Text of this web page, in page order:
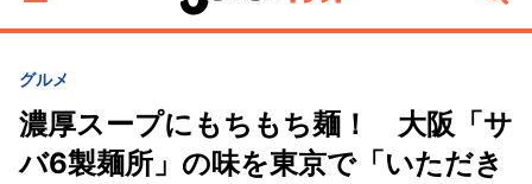
グルメ
濃厚スープにもちもち麺！ 大阪「サ
バ6製麺所」の味を東京で「いただき